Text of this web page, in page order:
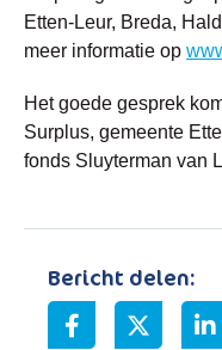
Etten-Leur, Breda,
meer informatie op
Het goede gesprek
Surplus, gemeente
fonds Sluyterman van
Bericht delen: